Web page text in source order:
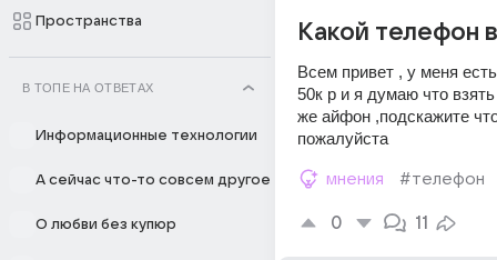
Пространства
В ТОПЕ НА ОТВЕТАХ
Информационные технологии
А сейчас что-то совсем другое
О любви без купюр
Какой телефон
Всем привет , у меня
50к р и я думаю что
же айфон ,подскажите
пожалуйста
мнения #телефон
0 11